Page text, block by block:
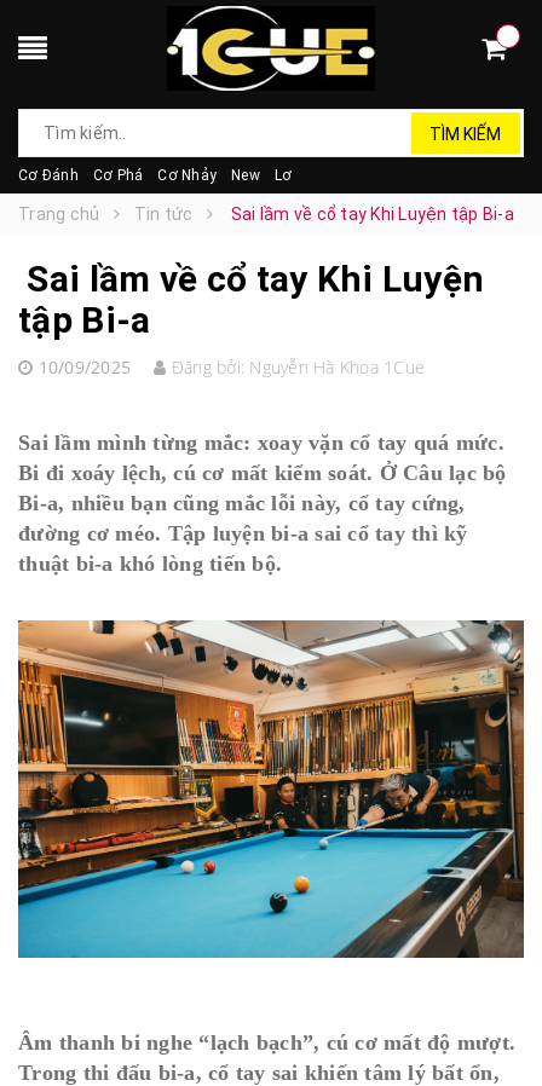
TÌM KIẾM
Cơ Đánh Cơ Phá Cơ Nhảy New Lơ
Trang chủ Tin tức Sai lầm về cổ tay Khi Luyện tập Bi-a
Sai lầm về cổ tay Khi Luyện
tập Bi-a
10/09/2025 Đăng bởi: Nguyễn Hà Khoa 1Cue
Sai lầm mình từng mắc: xoay vặn cổ tay quá mức.
Bi đi xoáy lệch, cú cơ mất kiểm soát. Ở Câu lạc bộ
Bi-a, nhiều bạn cũng mắc lỗi này, cổ tay cứng,
đường cơ méo. Tập luyện bi-a sai cổ tay thì kỹ
thuật bi-a khó lòng tiến bộ.
Âm thanh bi nghe “lạch bạch”, cú cơ mất độ mượt.
Trong thi đấu bi-a, cổ tay sai khiến tâm lý bất ổn,